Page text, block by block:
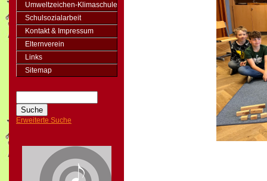
Umweltzeichen-Klimaschule
Schulsozialarbeit
Kontakt & Impressum
Elternverein
Links
Sitemap
Erweiterte Suche